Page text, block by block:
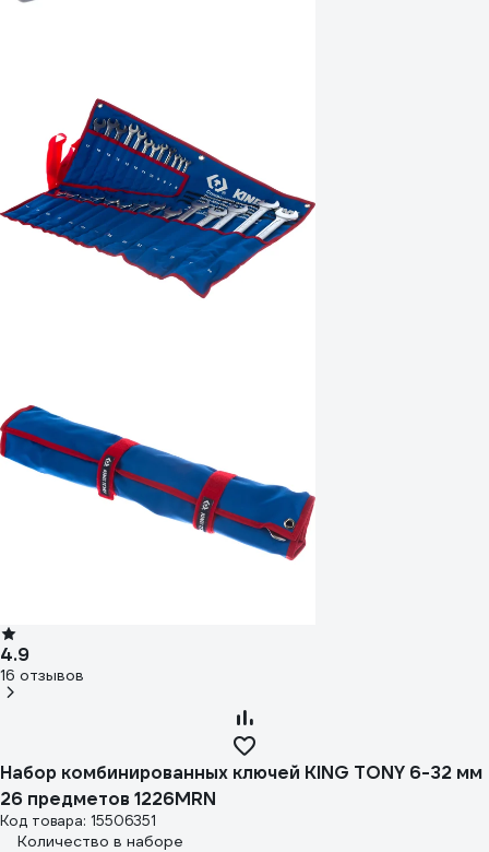
4.9
16 отзывов
Набор комбинированных ключей KING TONY 6-32 мм
26 предметов 1226MRN
Код товара: 15506351
Количество в наборе